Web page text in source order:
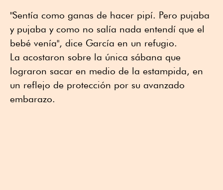
"Sentía como ganas de hacer pipí. Pero pujaba
y pujaba y como no salía nada entendí que el
bebé venía", dice García en un refugio.
La acostaron sobre la única sábana que
lograron sacar en medio de la estampida, en
un reflejo de protección por su avanzado
embarazo.